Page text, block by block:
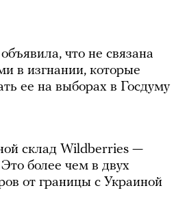
что не связана
в изгнании, которые
ее на выборах в Госдуму
склад Wildberries —
более чем в двух
от границы с Украиной